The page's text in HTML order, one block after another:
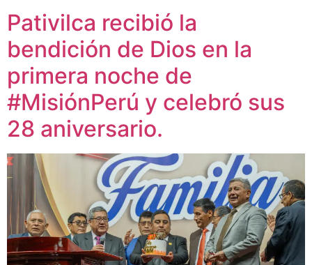
Pativilca recibió la
bendición de Dios en la
primera noche de
#MisiónPerú y celebró sus
28 aniversario.